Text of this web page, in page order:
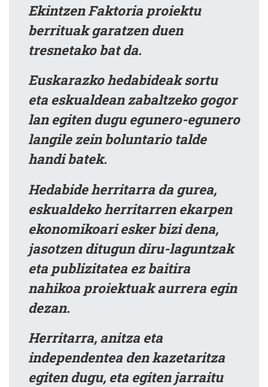
Ekintzen Faktoria proiektu
berrituak garatzen duen
tresnetako bat da.
Euskarazko hedabideak sortu
eta eskualdean zabaltzeko gogor
lan egiten dugu egunero-egunero
langile zein boluntario talde
handi batek.
Hedabide herritarra da gurea,
eskualdeko herritarren ekarpen
ekonomikoari esker bizi dena,
jasotzen ditugun diru-laguntzak
eta publizitatea ez baitira
nahikoa proiektuak aurrera egin
dezan.
Herritarra, anitza eta
independentea den kazetaritza
egiten dugu, eta egiten jarraitu